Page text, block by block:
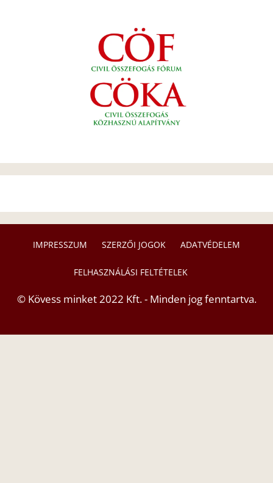
IMPRESSZUM SZERZŐI JOGOK ADATVÉDELEM
FELHASZNÁLÁSI FELTÉTELEK
© Kövess minket 2022 Kft. - Minden jog fenntartva.